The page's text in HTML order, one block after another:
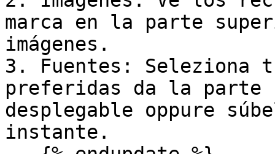
marca en la parte
imágenes.
3. Fuentes: Seleziona
preferidas da la parte
desplegable oppure
instante.